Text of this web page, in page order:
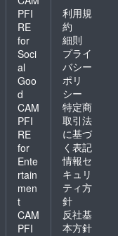
PFI
RE
for
Soci
al
Goo
d
CAM
PFI
RE
for
Ente
rtain
men
t
CAM
PFI
利用規
約
細則
プライ
バシー
ポリ
シー
特定商
取引法
に基づ
く表記
情報セ
キュリ
ティ方
針
反社基
本方針